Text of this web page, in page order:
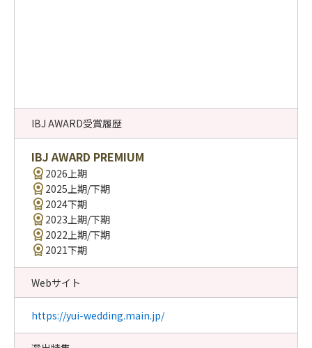
IBJ AWARD受賞履歴
IBJ AWARD PREMIUM
2026上期
2025上期/下期
2024下期
2023上期/下期
2022上期/下期
2021下期
Webサイト
https://yui-wedding.main.jp/